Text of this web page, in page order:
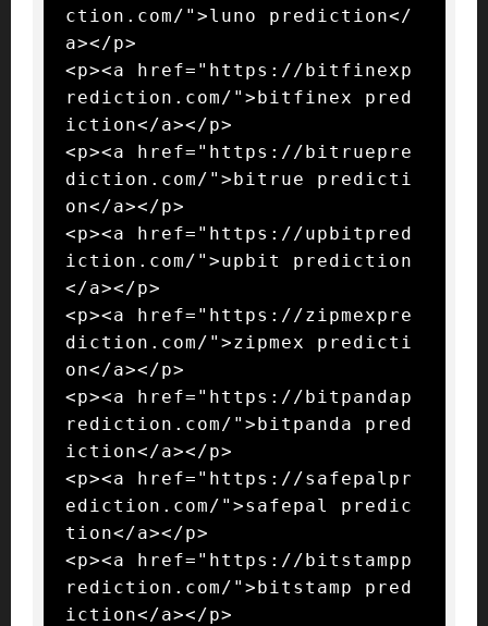
ction.com/">luno prediction</
a></p>
<p><a href="https://bitfinexp
rediction.com/">bitfinex pred
iction</a></p>
<p><a href="https://bitruepre
diction.com/">bitrue predicti
on</a></p>
<p><a href="https://upbitpred
iction.com/">upbit prediction
</a></p>
<p><a href="https://zipmexpre
diction.com/">zipmex predicti
on</a></p>
<p><a href="https://bitpandap
rediction.com/">bitpanda pred
iction</a></p>
<p><a href="https://safepalpr
ediction.com/">safepal predic
tion</a></p>
<p><a href="https://bitstampp
rediction.com/">bitstamp pred
iction</a></p>